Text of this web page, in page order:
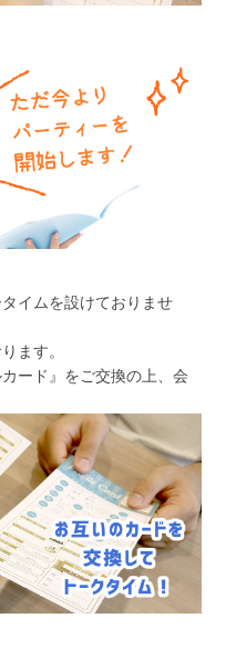
イムを設けておりませ
ます。
ード』をご交換の上、会